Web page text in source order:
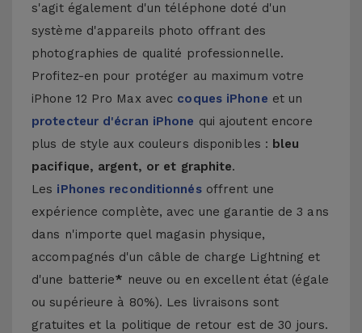
s'agit également d'un téléphone doté d'un
système d'appareils photo offrant des
photographies de qualité professionnelle.
Profitez-en pour protéger au maximum votre
iPhone 12 Pro Max avec coques iPhone et un
protecteur d'écran iPhone qui ajoutent encore
plus de style aux couleurs disponibles : bleu
pacifique, argent, or et graphite.
Les iPhones reconditionnésoffrent une
expérience complète, avec une garantie de 3 ans
dans n'importe quel magasin physique,
accompagnés d'un câble de charge Lightning et
d'une batterie* neuve ou en excellent état (égale
ou supérieure à 80%). Les livraisons sont
gratuites et la politique de retour est de 30 jours.